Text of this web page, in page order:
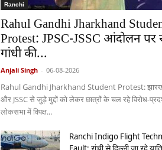
Ranchi
Rahul Gandhi Jharkhand
Protest: JPSC-JSSC आंदोलन पर
गांधी की...
Anjali Singh - 06-08-2026
Rahul Gandhi Jharkhand Student Protest:
और JSSC से जुड़े मुद्दों को लेकर छात्रों के चल रहे विरोध-
लोकसभा में विपक्ष...
Ranchi Indigo Flight
Fault: रांची से दिल्ली जा रहे